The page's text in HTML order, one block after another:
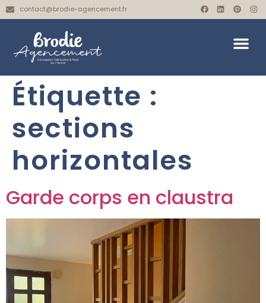
contact@brodie-agencement.fr
Étiquette :
sections
horizontales
Garde corps en claustra